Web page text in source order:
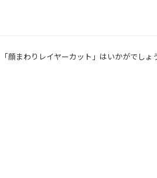
まわりレイヤーカット」はいかがでしょ